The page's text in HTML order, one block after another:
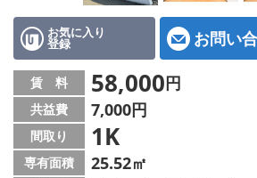
IT重説について
スタッフ紹介
賃貸管理の北白川店
店舗情報·アクセス
お気に入り
登録 お問い
賃 料 58,000円
共益費 7,000円
間取り 1K
専有面積 25.52㎡